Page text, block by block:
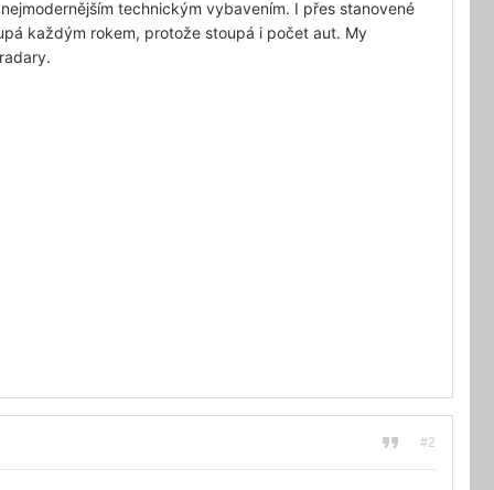
technickým vybavením. I přes stanovené
každým rokem, protože stoupá i počet aut. My
#2